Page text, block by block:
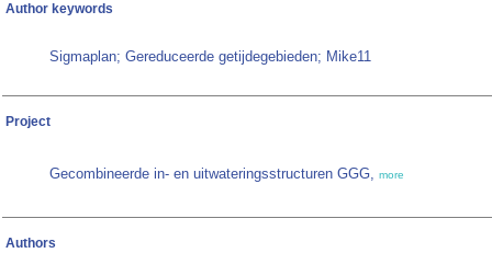
Author keywords
Sigmaplan; Gereduceerde getijdegebieden; Mike11
Project
Gecombineerde in- en uitwateringsstructuren GGG, more
Authors